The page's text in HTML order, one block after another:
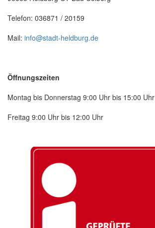
Telefon: 036871 / 20159
Mail: info@stadt-heldburg.de
Öffnungszeiten
Montag bis Donnerstag 9:00 Uhr bis 15:00 Uhr
Freitag 9:00 Uhr bis 12:00 Uhr